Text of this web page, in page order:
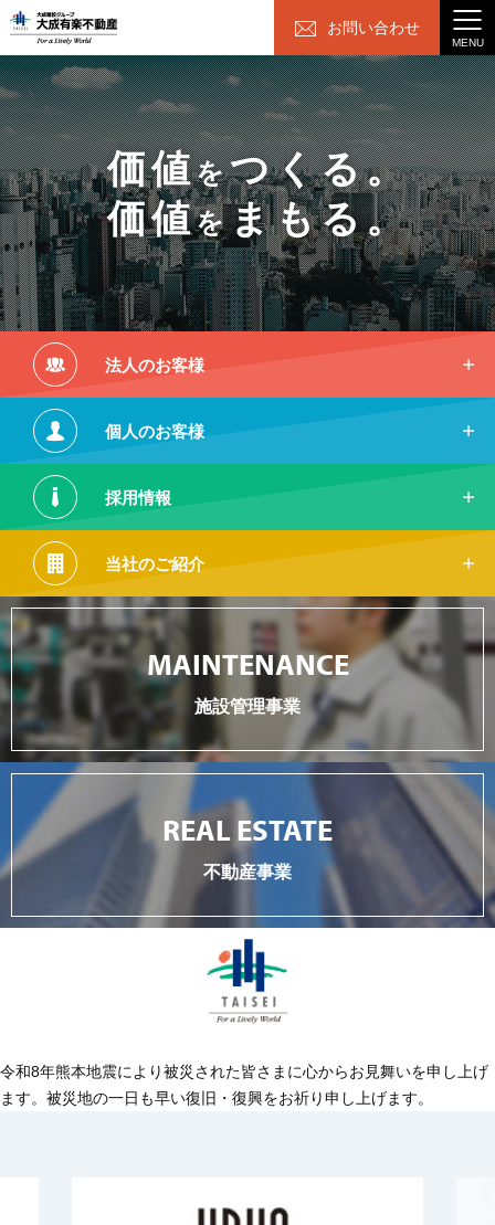
お問い合わせ
MENU
価値をつくる。
価値をまもる。
令和8年熊本地震により被災された皆さまに心からお見舞いを申し上げ
ます。 被災地の一日も早い復旧・復興をお祈り申し上げます。
法人のお客様
個人のお客様
採用情報
当社のご紹介
MAINTENANCE
施設管理事業
REAL ESTATE
不動産事業